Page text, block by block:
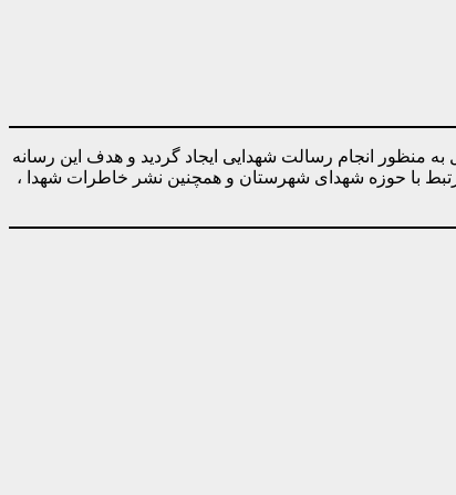
مستقل به منظور انجام رسالت شهدایی ایجاد گردید و هدف این رسانه
با حوزه شهدای شهرستان و همچنین نشر خاطرات شهدا ،